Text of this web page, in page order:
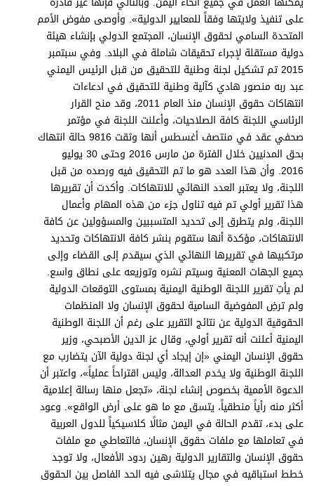
على تنفيذ ولايتها وفقاً للمعايير الدولية». وأوصى مفوض الأمم
المتحدة السامي لحقوق الإنسان، المجتمع الدولي بإنشاء هيئة
دولية مستقلة لإجراء تحقيقات شاملة في البلاد. وفي سبتمبر
2015 تم تشكيل لجنة وطنية للتحقيق من قبل الرئيس اليمني
عبد ربه منصور هادي كآلية وطنية للتحقيق في ادعاءات
انتهاكات حقوق الإنسان منذ العام 2011، وقد منح القرار
الرئاسي اللجنة كافة الصلاحيات، وأعلنت اللجنة في مؤتمر
صحفي عقد في منتصف أغسطس أنها وثقت 9816 حالة انتهاك
بحق المدنيين خلال الفترة من مارس 2016 وحتى 30 يوليو
2016. وأن هذا العدد هو ما تم التحقيق فيه ورصده من قبل
اللجنة، ولا يعتبر العدد النهائي للانتهاكات. وأكدت أن تقريرها
هذا تقرير أولي تم فيه تناول جزء من هذه المهام وأعمال
اللجنة، ولم يتطرق إلى تحديد المتسببين والمسؤولين عن كافة
الانتهاكات، مؤكدة أنها ستقوم بنشر كافة الانتهاكات وتحديد
مرتكبيها في تقريرها النهائي الذي سيقدم إلى القضاء وإلى
جميع الجهات المعنية وسيتم نشره وتوزيعه على نطاق واسع.
لم يأتِ تقرير اللجنة الوطنية اليمنية بمستوى التوقعات الدولية
ولم ترضِ المفوضية السامية لحقوق الإنسان ولا المنظمات
الحقوقية الدولية عن نتائج التقرير على رغم أن اللجنة الوطنية
اليمنية أعلنت أنه تقرير أولي، وقال عز الدين الأصبحي، وزير
حقوق الإنسان اليمني «إن إيجاد أي لجنة دولية الآن يتضارب مع
اللجنة الوطنية ولا يخدم العدالة، وليس اقتراحاً عملياً»، واعتبر أن
الدعوة الأممية بخصوص إنشاء لجنة، «تجعل منها رسالة إعلامية
أكثر منه رأياً منطقياً، يتسق مع ما هو على أرض الواقع». وعود
على بدء، تقدم الحالة في اليمن مثالًا كلاسيكياً للدول العربية
في تعاملها مع ملفات حقوق الإنسان، فالتعاطي مع ملفات
حقوق الإنسان والتقارير الدولية رهين ردود الأفعال، ولا توجد
خطط استباقيه في مجال يتلاشى فيه الحد الفاصل بين الحقوق